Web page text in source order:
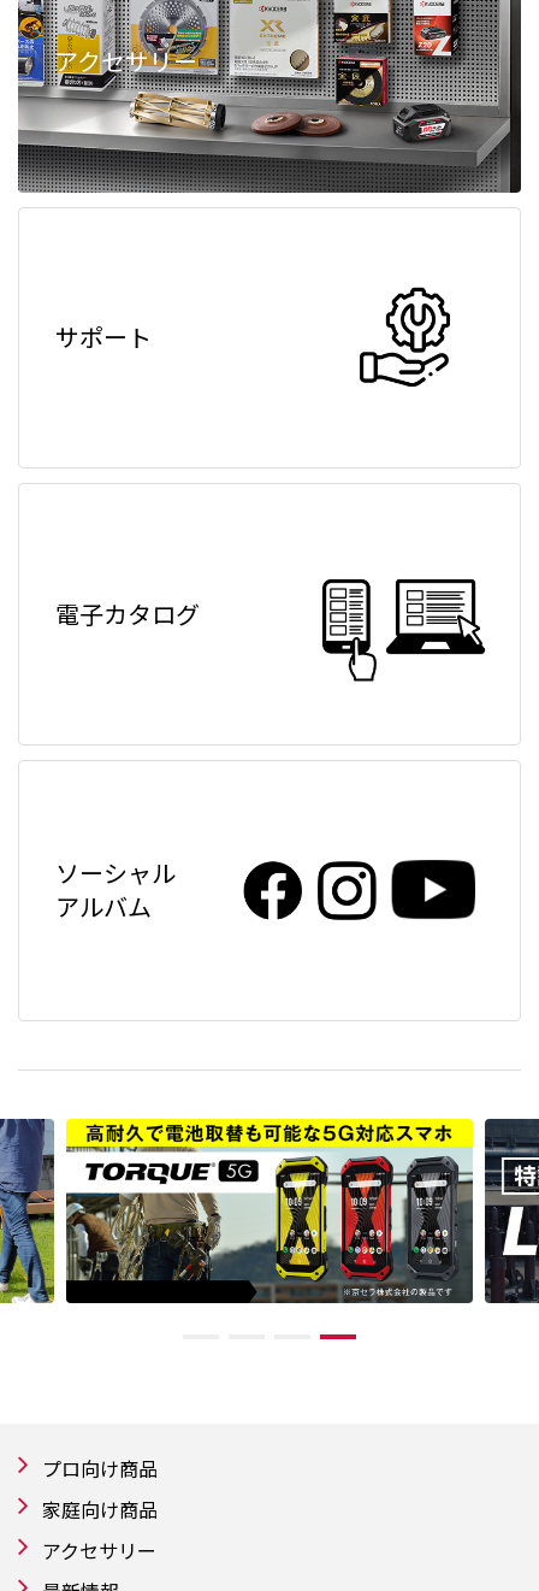
アクセサリー
サポート
電子カタログ
ソーシャル
アルバム
プロ向け商品
家庭向け商品
アクセサリー